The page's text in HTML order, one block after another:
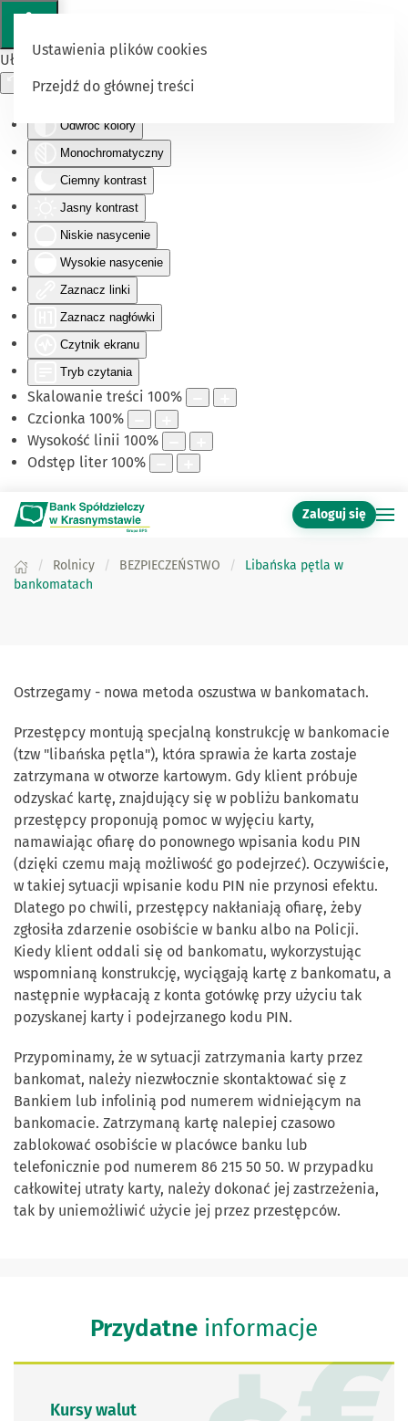
Ułatwienia dostępu
Odwróć kolory
Monochromatyczny
Ciemny kontrast
Jasny kontrast
Niskie nasycenie
Wysokie nasycenie
Zaznacz linki
Zaznacz nagłówki
Czytnik ekranu
Tryb czytania
Skalowanie treści 100%
Czcionka 100%
Wysokość linii 100%
Odstęp liter 100%
Ustawienia plików cookies
Przejdź do głównej treści
Zaloguj się
Rolnicy BEZPIECZEŃSTWO
Libańska pętla w
bankomatach
Ostrzegamy - nowa metoda oszustwa w bankomatach.
Przestępcy montują specjalną konstrukcję w bankomacie
(tzw "libańska pętla"), która sprawia że karta zostaje
zatrzymana w otworze kartowym. Gdy klient próbuje
odzyskać kartę, znajdujący się w pobliżu bankomatu
przestępcy proponują pomoc w wyjęciu karty,
namawiając ofiarę do ponownego wpisania kodu PIN
(dzięki czemu mają możliwość go podejrzeć). Oczywiście,
w takiej sytuacji wpisanie kodu PIN nie przynosi efektu.
Dlatego po chwili, przestępcy nakłaniają ofiarę, żeby
zgłosiła zdarzenie osobiście w banku albo na Policji.
Kiedy klient oddali się od bankomatu, wykorzystując
wspomnianą konstrukcję, wyciągają kartę z bankomatu, a
następnie wypłacają z konta gotówkę przy użyciu tak
pozyskanej karty i podejrzanego kodu PIN.
Przypominamy, że w sytuacji zatrzymania karty przez
bankomat, należy niezwłocznie skontaktować się z
Bankiem lub infolinią pod numerem widniejącym na
bankomacie. Zatrzymaną kartę nalepiej czasowo
zablokować osobiście w placówce banku lub
telefonicznie pod numerem 86 215 50 50. W przypadku
całkowitej utraty karty, należy dokonać jej zastrzeżenia,
tak by uniemożliwić użycie jej przez przestępców.
Przydatne informacje
Kursy walut